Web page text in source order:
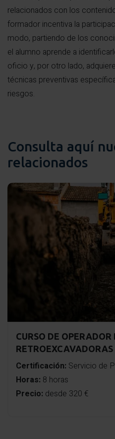
Uso de medios auxiliares
especiales.Plataformas
personal.
Condiciones
795-C.
Técnica de
vida desembragable..
Montaje de una línea de
795 – B.
Ascenso y descenso de
Realización de nudos:
mariposa, prusik, siete,
Transferencia de peso
prolongada en el arnés.
Demostración de uso
mediante polipasto y
de Petzl.
relacionados con los
formador incentiva la
modo, partiendo de los
el alumno aprende a
oficio y, por otro lado,
técnicas preventivas
riesgos.
Consulta aquí
relacionados
CURSO DE OPERADOR
RETROEXCAVADORAS
Certificación: Servicio de
Horas: 8 horas
Precio: desde 320 €